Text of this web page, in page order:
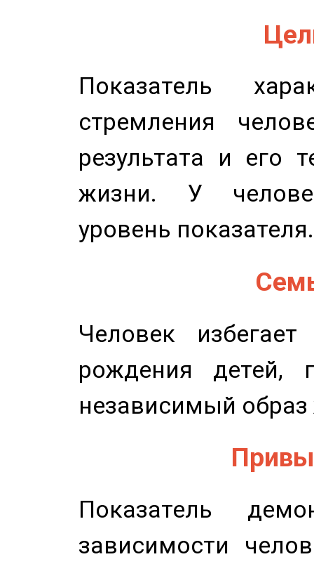
Показатель
стремления
результата и его
жизни. У
уровень показателя.
Человек
рождения детей,
независимый
Показатель
зависимости